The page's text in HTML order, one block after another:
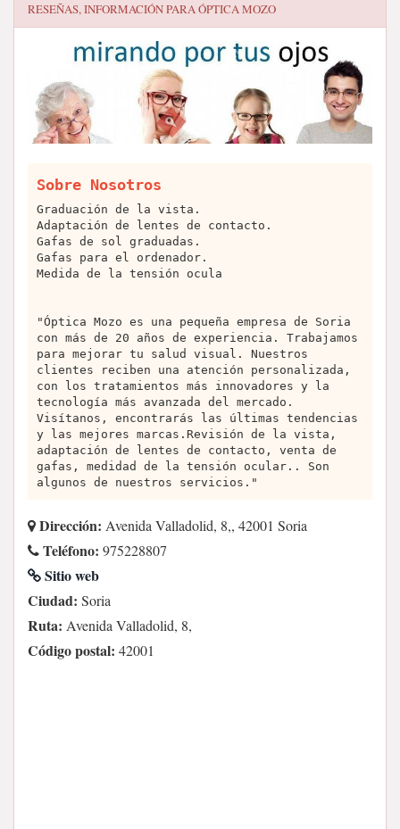
RESEÑAS, INFORMACIÓN PARAÓPTICA MOZO
Sobre Nosotros
Graduación de la vista.
Adaptación de lentes de contacto.
Gafas de sol graduadas.
Gafas para el ordenador.
Medida de la tensión ocula
"Óptica Mozo es una pequeña empresa de Soria
con más de 20 años de experiencia. Trabajamos
para mejorar tu salud visual. Nuestros
clientes reciben una atención personalizada,
con los tratamientos más innovadores y la
tecnología más avanzada del mercado.
Visítanos, encontrarás las últimas tendencias
y las mejores marcas.Revisión de la vista,
adaptación de lentes de contacto, venta de
gafas, medidad de la tensión ocular.. Son
algunos de nuestros servicios."
Dirección: Avenida Valladolid, 8,, 42001 Soria
Teléfono: 975228807
Sitio web
Ciudad: Soria
Ruta: Avenida Valladolid, 8,
Código postal: 42001